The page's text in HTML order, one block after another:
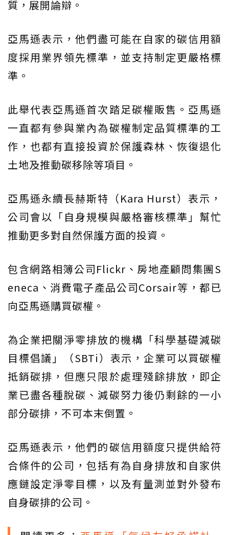
質，展開論辯。
亞馬遜表示，他們盡可能在自家的碳信用額
度採用業界領先標準，並支持制定更嚴格標
準。
此舉代表亞馬遜首次踏足碳權販售。亞馬遜
一直都有參與業內為碳權制定品質標準的工
作，也都有直接投資於保護森林、恢復退化
土地及推動碳移除等項目。
亞馬遜永續長赫斯特（Kara Hurst）表示，
公司會以「自身規模與嚴格審核標準」幫忙
推動更多對自然保護方面的投資。
包含網路相簿公司Flickr、房地產顧問集團S
eneca、消費電子產品公司Corsair等，都已
向亞馬遜購買碳權。
為企業把關淨零排放的機構「科學基礎減碳
目標倡議」（SBTi）表示，企業可以買碳權
抵銷碳排，但應只限於處理殘餘排放，即企
業已盡各種脫碳、減碳努力後仍剩餘的一小
部分碳排，不可本末倒置。
亞馬遜表示，他們的碳信用額度只提供給符
合條件的公司，包括有為自身排放和自家供
應鏈設定淨零目標，以及有量測並對外發布
自身碳排的公司。